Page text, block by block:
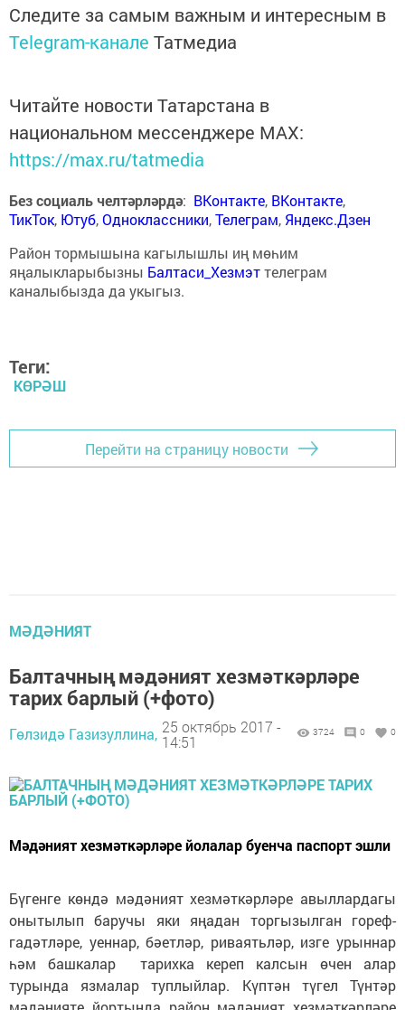
Следите за самым важным и интересным в
Telegram-канале Татмедиа
Читайте новости Татарстана в
национальном мессенджере MАХ:
https://max.ru/tatmedia
Без социаль челтәрләрдә: ВКонтакте, ВКонтакте,
ТикТок, Ютуб,Одноклассники,Телеграм, Яндекс.Дзен
Район тормышына кагылышлы иң мөһим
яңалыкларыбызны Балтаси_Хезмэттелеграм
каналыбызда да укыгыз.
Теги:
КӨРӘШ
Перейти на страницу новости
МӘДӘНИЯТ
Балтачның мәдәният хезмәткәрләре
тарих барлый (+фото)
Гөлзидә Газизуллина, 25 октябрь 2017 -
14:51
3724 0 0
Мәдәният хезмәткәрләре йолалар буенча паспорт эшли
Бүгенге көндә мәдәният хезмәткәрләре авыллардагы
онытылып баручы яки яңадан торгызылган гореф-
гадәтләре, уеннар, бәетләр, риваятьләр, изге урыннар
һәм башкалар тарихка кереп калсын өчен алар
турында язмалар туплыйлар. Күптән түгел Түнтәр